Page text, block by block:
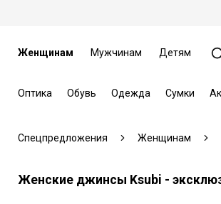
Женщинам Мужчинам Детям
Оптика Обувь Одежда Сумки
Спецпредложения Женщинам
Женские джинсы Ksubi -